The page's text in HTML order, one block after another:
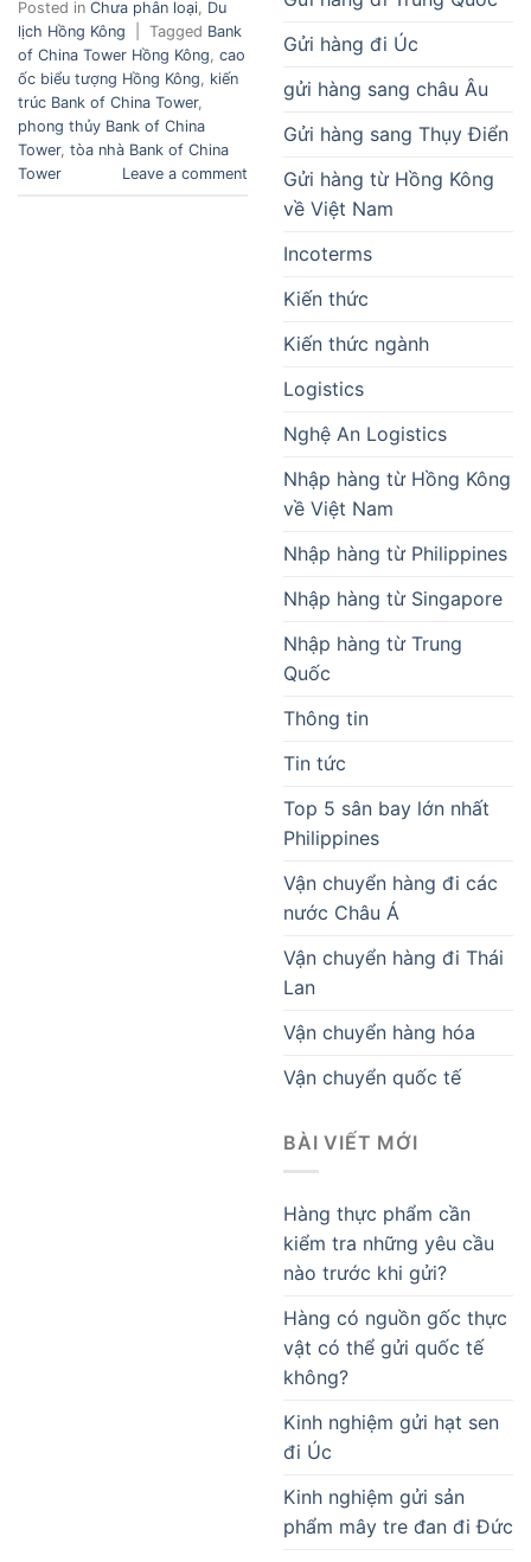
Posted in Chưa phân loại Du
lịch Hồng Kông
Tagged Bank
of China Tower Hồng Kông cao
ốc biểu tượng Hồng Kông
kiến
trúc Bank of China Tower,
phong thủy Bank of China
Tower, tòa nhà Bank of China
Tower
Leave a comment
Gửi hàng đi Úc
gửi hàng sang châu Âu
Gửi hàng sang Thụy Điển
Gửi hàng từ Hồng Kông
về Việt Nam
Incoterms
Kiến thức
Kiến thức ngành
Logistics
Nghệ An Logistics
Nhập hàng từ Hồng Kông
về Việt Nam
Nhập hàng từ Philippines
Nhập hàng từ Singapore
Nhập hàng từ Trung
Quốc
Thông tin
Tin tức
Top 5 sân bay lớn nhất
Philippines
Vận chuyển hàng đi các
nước Châu Á
Vận chuyển hàng đi Thái
Lan
Vận chuyển hàng hóa
Vận chuyển quốc tế
BÀI VIẾT MỚI
Hàng thực phẩm cần
kiểm tra những yêu cầu
nào trước khi gửi?
Hàng có nguồn gốc thực
vật có thể gửi quốc tế
không?
Kinh nghiệm gửi hạt sen
đi Úc
Kinh nghiệm gửi sản
phẩm mây tre đan đi Đức